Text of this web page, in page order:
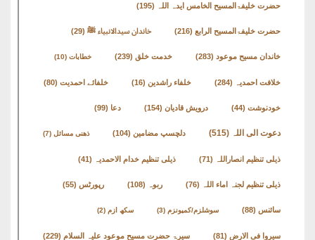
حضرت خلیفۃالمسیح الخامس ایدہ اللہ (195)
حضرت خلیفۃالمسیح الرابع (216) خاندان سیدالانبیاء ﷺ (29)
خاندان مسیح موعود (283) خدمت خلق (239) خطابات (10)
خلافت احمدیہ (284) خلفاء راشدین (16) خلفائے احمدیت (80)
خودنوشت (44) درویش قادیان (154) دعا (99)
دعوت الی اللہ (515) دلچسپ مضامین (104) ذھنی مسائل (7)
ذیلی تنظیم انصاراللہ (71) ذیلی تنظیم خدام الاحمدیہ (41)
ذیلی تنظیم لجنہ اماء اللہ (76) ربوہ (108) رپورٹس (55)
سائنس (88) سوشلزم/کمیونزم (3) سکھ ازم (2)
سیروا فی الارض (81) سیرۃ حضرت مسیح موعود علیہ السلام (229)